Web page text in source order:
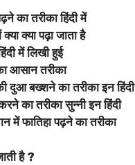
का तरीका हिंदी में
क्या क्या पढ़ा जाता है
में लिखी हुई
आसान तरीका
दुआ बख्शने का तरीका इन हिंदी
का तरीका सुन्नी इन हिंदी
में फातिहा पढ़ने का तरीका
है ?